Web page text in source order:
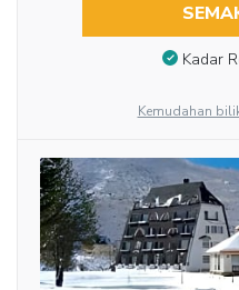
Kadar
Kemudahan